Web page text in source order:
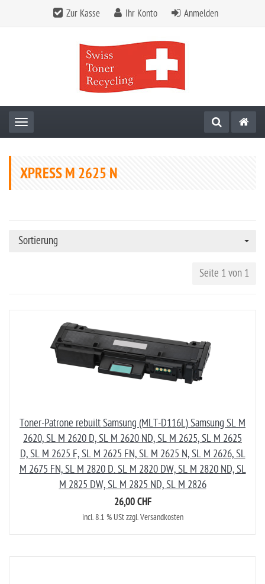
Zur Kasse Ihr Konto Anmelden
Toggle navigation
XPRESS M 2625 N
Sortierung
Seite 1 von 1
Toner-Patrone rebuilt Samsung (MLT-D116L) Samsung SL M
2620, SL M 2620 D, SL M 2620 ND, SL M 2625, SL M 2625
D, SL M 2625 F, SL M 2625 FN, SL M 2625 N, SL M 2626, SL
M 2675 FN, SL M 2820 D. SL M 2820 DW, SL M 2820 ND, SL
M 2825 DW, SL M 2825 ND, SL M 2826
26,00 CHF
incl. 8.1 % USt zzgl. Versandkosten